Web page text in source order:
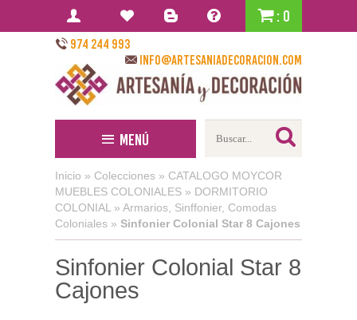
: 0
974 244 993
info@artesaniadecoracion.com
Menú
Inicio » Colecciones » CATALOGO MOYCOR
MUEBLES COLONIALES » DORMITORIO
COLONIAL » Armarios, Sinffonier, Comodas
Coloniales » Sinfonier Colonial Star 8 Cajones
Sinfonier Colonial Star 8
Cajones